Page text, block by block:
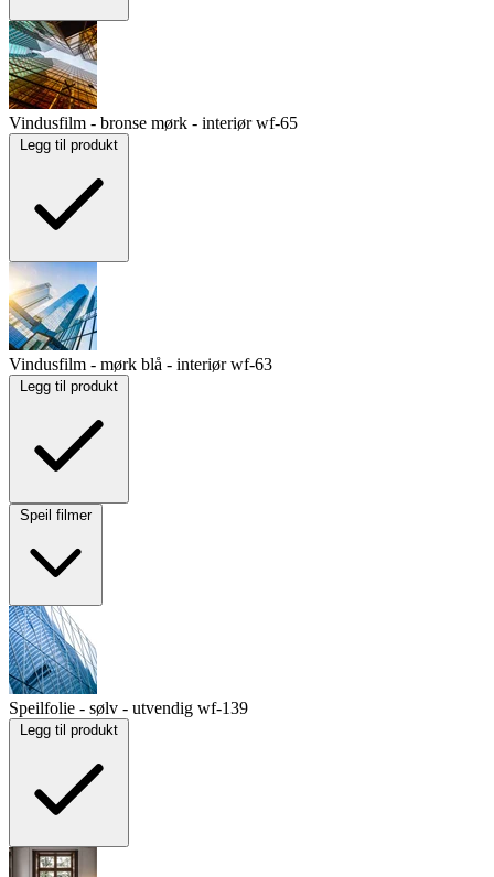
Vindusfilm - bronse mørk - interiørwf-65
Legg til produkt
Vindusfilm - mørk blå - interiørwf-63
Legg til produkt
Speil filmer
Speilfolie - sølv - utvendig wf-139
Legg til produkt